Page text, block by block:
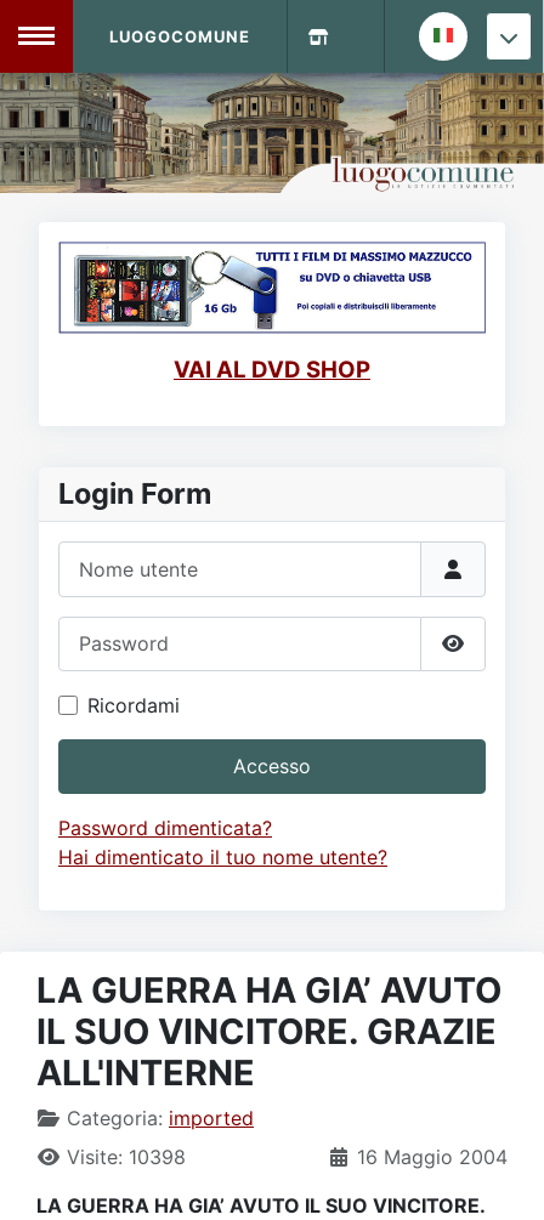
MENU
Home
DVD Shop
Sito
Forum
LUOGOCOMUNE
VAI AL DVD SHOP
Login Form
Mostra
Ricordami
Accesso
Password dimenticata?
Hai dimenticato il tuo nome utente?
LA GUERRA HA GIA’ AVUTO
IL SUO VINCITORE. GRAZIE
ALL'INTERNE
Categoria: imported
16 Maggio 2004
Visite: 10398
LA GUERRA HA GIA’ AVUTO IL SUO VINCITORE.